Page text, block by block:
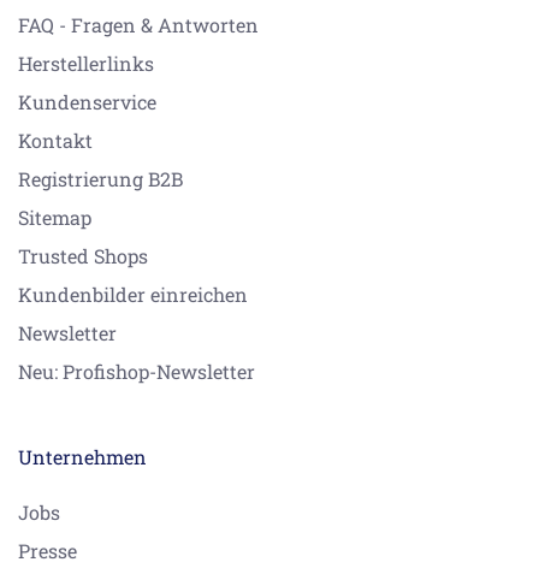
FAQ - Fragen & Antworten
Herstellerlinks
Kundenservice
Kontakt
Registrierung B2B
Sitemap
Trusted Shops
Kundenbilder einreichen
Newsletter
Neu: Profishop-Newsletter
Unternehmen
Jobs
Presse